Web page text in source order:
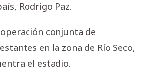
Rodrigo Paz.
conjunta de
en la zona de Río Seco,
el estadio.